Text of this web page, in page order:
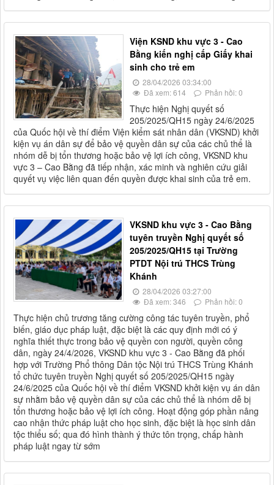
Viện KSND khu vực 3 - Cao
Bằng kiến nghị cấp Giấy khai
sinh cho trẻ em
28/04/2026 03:34:00
Đã xem: 614
Phản hồi: 0
Thực hiện Nghị quyết số
205/2025/QH15 ngày 24/6/2025
của Quốc hội về thí điểm Viện kiểm sát nhân dân (VKSND) khởi
kiện vụ án dân sự để bảo vệ quyền dân sự của các chủ thể là
nhóm dễ bị tổn thương hoặc bảo vệ lợi ích công, VKSND khu
vực 3 – Cao Bằng đã tiếp nhận, xác minh và nghiên cứu giải
quyết vụ việc liên quan đến quyền được khai sinh của trẻ em.
VKSND khu vực 3 - Cao Bằng
tuyên truyền Nghị quyết số
205/2025/QH15 tại Trường
PTDT Nội trú THCS Trùng
Khánh
28/04/2026 03:27:00
Đã xem: 346
Phản hồi: 0
Thực hiện chủ trương tăng cường công tác tuyên truyền, phổ
biến, giáo dục pháp luật, đặc biệt là các quy định mới có ý
nghĩa thiết thực trong bảo vệ quyền con người, quyền công
dân, ngày 24/4/2026, VKSND khu vực 3 - Cao Bằng đã phối
hợp với Trường Phổ thông Dân tộc Nội trú THCS Trùng Khánh
tổ chức tuyên truyền Nghị quyết số 205/2025/QH15 ngày
24/6/2025 của Quốc hội về thí điểm VKSND khởi kiện vụ án dân
sự nhằm bảo vệ quyền dân sự của các chủ thể là nhóm dễ bị
tổn thương hoặc bảo vệ lợi ích công. Hoạt động góp phần nâng
cao nhận thức pháp luật cho học sinh, đặc biệt là học sinh dân
tộc thiểu số; qua đó hình thành ý thức tôn trọng, chấp hành
pháp luật ngay từ sớm